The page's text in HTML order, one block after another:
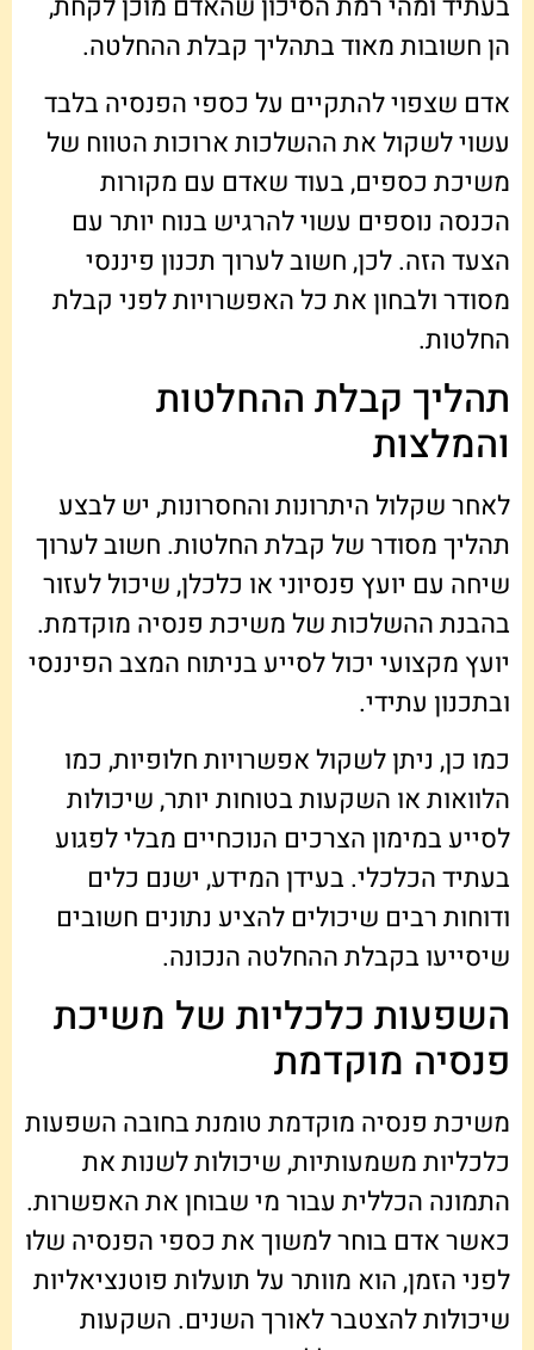
בעתיד ומהי רמת הסיכון שהאדם מוכן לקחת,
הן חשובות מאוד בתהליך קבלת ההחלטה.
אדם שצפוי להתקיים על כספי הפנסיה בלבד
עשוי לשקול את ההשלכות ארוכות הטווח של
משיכת כספים, בעוד שאדם עם מקורות
הכנסה נוספים עשוי להרגיש בנוח יותר עם
הצעד הזה. לכן, חשוב לערוך תכנון פיננסי
מסודר ולבחון את כל האפשרויות לפני קבלת
החלטות.
תהליך קבלת ההחלטות
והמלצות
לאחר שקלול היתרונות והחסרונות, יש לבצע
תהליך מסודר של קבלת החלטות. חשוב לערוך
שיחה עם יועץ פנסיוני או כלכלן, שיכול לעזור
בהבנת ההשלכות של משיכת פנסיה מוקדמת.
יועץ מקצועי יכול לסייע בניתוח המצב הפיננסי
ובתכנון עתידי.
כמו כן, ניתן לשקול אפשרויות חלופיות, כמו
הלוואות או השקעות בטוחות יותר, שיכולות
לסייע במימון הצרכים הנוכחיים מבלי לפגוע
בעתיד הכלכלי. בעידן המידע, ישנם כלים
ודוחות רבים שיכולים להציע נתונים חשובים
שיסייעו בקבלת ההחלטה הנכונה.
השפעות כלכליות של משיכת
פנסיה מוקדמת
משיכת פנסיה מוקדמת טומנת בחובה השפעות
כלכליות משמעותיות, שיכולות לשנות את
התמונה הכללית עבור מי שבוחן את האפשרות.
כאשר אדם בוחר למשוך את כספי הפנסיה שלו
לפני הזמן, הוא מוותר על תועלות פוטנציאליות
שיכולות להצטבר לאורך השנים. השקעות